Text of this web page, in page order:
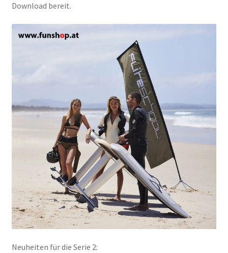
Download bereit.
Neuheiten für die Serie 2: